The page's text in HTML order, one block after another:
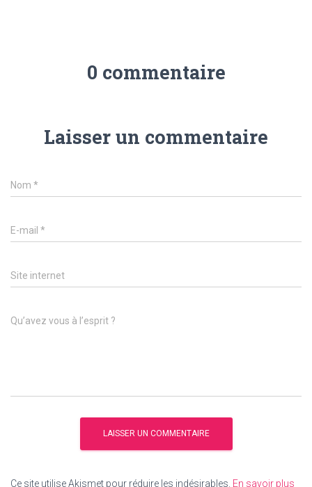
0 commentaire
Laisser un commentaire
Nom *
E-mail *
Site internet
Qu’avez vous à l’esprit ?
Ce site utilise Akismet pour réduire les indésirables. En savoir plus